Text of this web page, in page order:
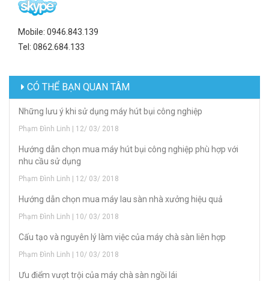
Mobile: 0946.843.139
Tel: 0862.684.133
CÓ THỂ BẠN QUAN TÂM
Những lưu ý khi sử dụng máy hút bụi công nghiệp
Phạm Đình Linh | 12/ 03/ 2018
Hướng dẫn chọn mua máy hút bụi công nghiệp phù hợp với
nhu cầu sử dụng
Phạm Đình Linh | 12/ 03/ 2018
Hướng dẫn chọn mua máy lau sàn nhà xưởng hiệu quả
Phạm Đình Linh | 10/ 03/ 2018
Cấu tạo và nguyên lý làm việc của máy chà sàn liên hợp
Phạm Đình Linh | 10/ 03/ 2018
Ưu điểm vượt trội của máy chà sàn ngồi lái